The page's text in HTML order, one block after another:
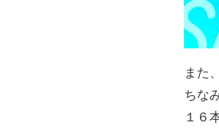
また
ちな
１６